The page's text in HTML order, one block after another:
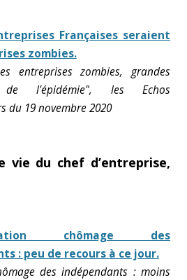
Françaises seraient
zombies.
entreprises zombies, grandes
de l'épidémie", les Echos
du 19 novembre 2020
vie du chef d’entreprise,
chômage des
: peu de recours à ce jour.
des indépendants : moins